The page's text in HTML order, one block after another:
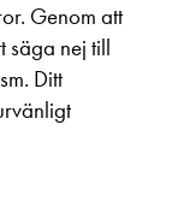
Genom att
säga nej till
Ditt